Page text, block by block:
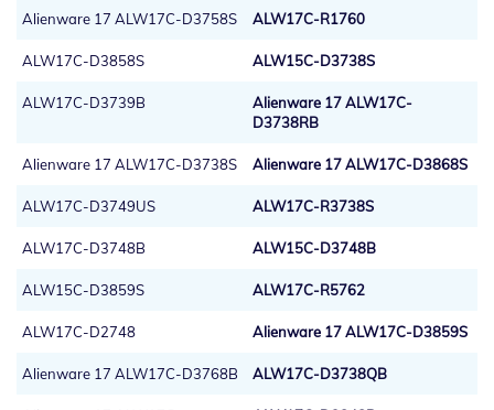
Alienware 17 ALW17C-D3758S ALW17C-R1760
ALW17C-D3858S ALW15C-D3738S
ALW17C-D3739B
Alienware 17 ALW17C-
D3738RB
Alienware 17 ALW17C-D3738S Alienware 17 ALW17C-D3868S
ALW17C-D3749US ALW17C-R3738S
ALW17C-D3748B ALW15C-D3748B
ALW15C-D3859S ALW17C-R5762
ALW17C-D2748 Alienware 17 ALW17C-D3859S
Alienware 17 ALW17C-D3768B ALW17C-D3738QB